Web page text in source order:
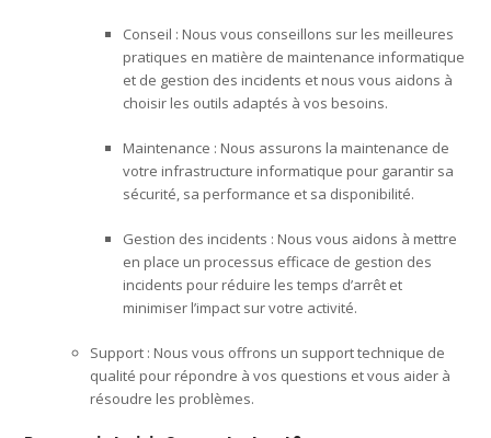
Conseil : Nous vous conseillons sur les meilleures
pratiques en matière de maintenance informatique
et de gestion des incidents et nous vous aidons à
choisir les outils adaptés à vos besoins.
Maintenance : Nous assurons la maintenance de
votre infrastructure informatique pour garantir sa
sécurité, sa performance et sa disponibilité.
Gestion des incidents : Nous vous aidons à mettre
en place un processus efficace de gestion des
incidents pour réduire les temps d’arrêt et
minimiser l’impact sur votre activité.
Support : Nous vous offrons un support technique de
qualité pour répondre à vos questions et vous aider à
résoudre les problèmes.